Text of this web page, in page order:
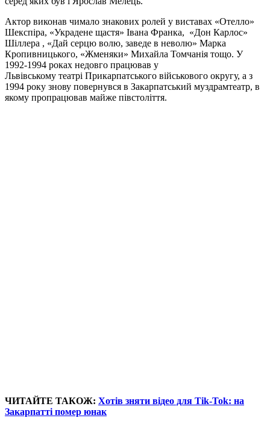
Актор виконав чимало знакових ролей у виставах «Отелло»
Шекспіра, «Украдене щастя» Івана Франка, «Дон Карлос»
Шіллера , «Дай серцю волю, заведе в неволю» Марка
Кропивницького, «Жменяки» Михайла Томчанія тощо. У
1992-1994 роках недовго працював у
Львівському театрі Прикарпатського військового округу, а з
1994 року знову повернувся в Закарпатський муздрамтеатр, в
якому пропрацював майже півстоліття.
ЧИТАЙТЕ ТАКОЖ: Хотів зняти відео для Tik-Tok: на
Закарпатті помер юнак